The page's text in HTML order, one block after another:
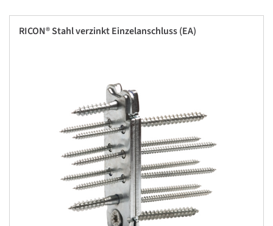
RICON® Stahl verzinkt Einzelanschluss (EA)